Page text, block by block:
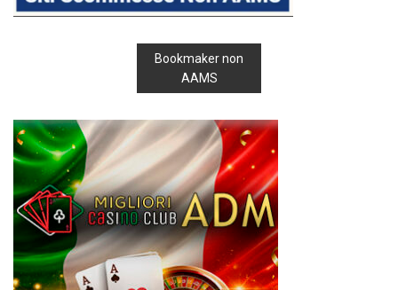
Bookmaker non
AAMS